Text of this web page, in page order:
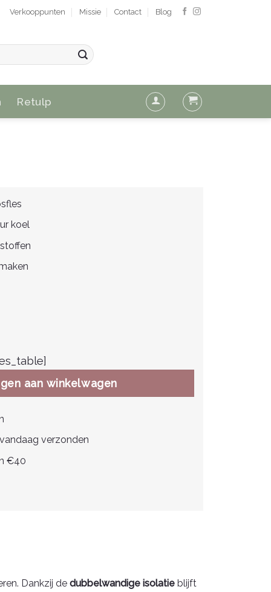
Verkooppunten Missie Contact Blog
Retulp
koel
aan winkelwagen
verzonden
€40
Dankzij de dubbelwandige isolatie blijft